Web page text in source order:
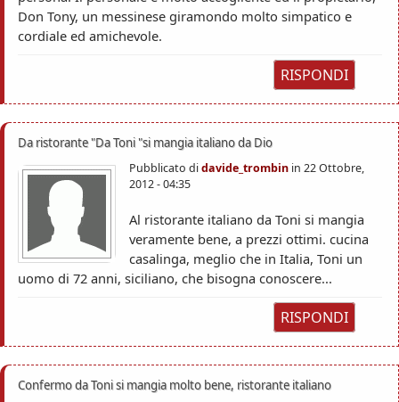
Don Tony, un messinese giramondo molto simpatico e
cordiale ed amichevole.
RISPONDI
Da ristorante "Da Toni "si mangia italiano da Dio
Pubblicato didavide_trombin in 22 Ottobre,
2012 - 04:35
Al ristorante italiano da Toni si mangia
veramente bene, a prezzi ottimi. cucina
casalinga, meglio che in Italia, Toni un
uomo di 72 anni, siciliano, che bisogna conoscere...
RISPONDI
Confermo da Toni si mangia molto bene, ristorante italiano